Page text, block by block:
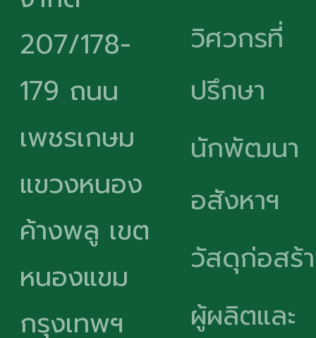
207/178-
179 ถนน
เพชรเกษม
แขวงหนอง
ค้างพลู เขต
หนองแขม
กรุงเทพฯ
วิศวกรที่
ปรึกษา
นักพัฒนา
อสังหาฯ
วัสดุก่อสร้
ผู้ผลิตและ